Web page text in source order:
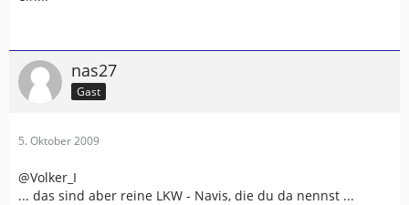
nas27
Gast
5. Oktober 2009
@Volker_I
... das sind aber reine LKW - Navis, die du da nennst ...